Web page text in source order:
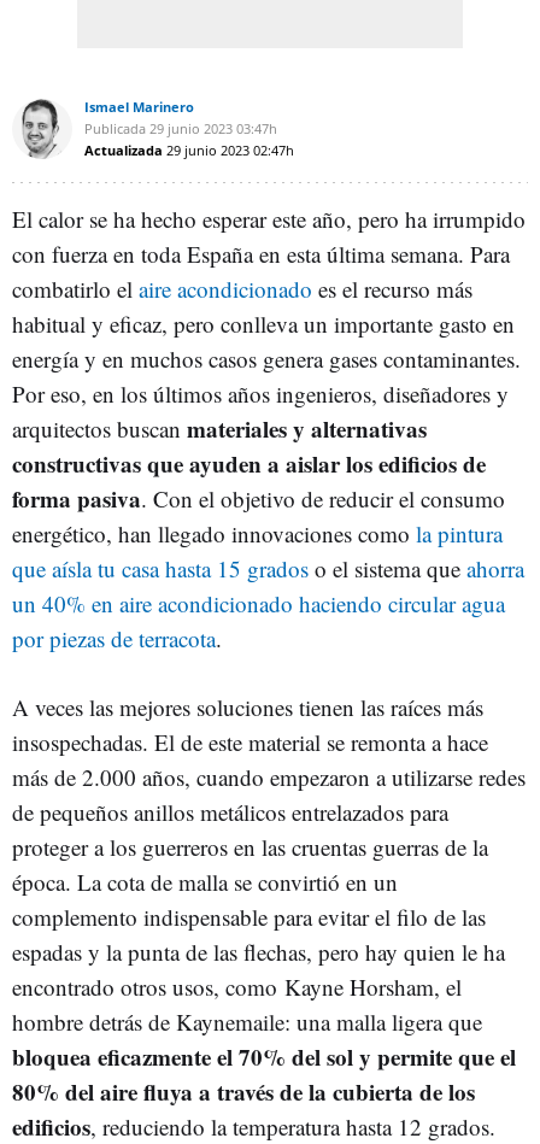
Ismael Marinero
Publicada 29 junio 2023 03:47h
Actualizada 29 junio 2023 02:47h
El calor se ha hecho esperar este año, pero ha irrumpido
con fuerza en toda España en esta última semana. Para
combatirlo el aire acondicionado es el recurso más
habitual y eficaz, pero conlleva un importante gasto en
energía y en muchos casos genera gases contaminantes.
Por eso, en los últimos años ingenieros, diseñadores y
arquitectos buscan materiales y alternativas
constructivas que ayuden a aislar los edificios de
forma pasiva. Con el objetivo de reducir el consumo
energético, han llegado innovaciones como la pintura
que aísla tu casa hasta 15 grados o el sistema que ahorra
un 40% en aire acondicionado haciendo circular agua
por piezas de terracota.
A veces las mejores soluciones tienen las raíces más
insospechadas. El de este material se remonta a hace
más de 2.000 años, cuando empezaron a utilizarse redes
de pequeños anillos metálicos entrelazados para
proteger a los guerreros en las cruentas guerras de la
época. La cota de malla se convirtió en un
complemento indispensable para evitar el filo de las
espadas y la punta de las flechas, pero hay quien le ha
encontrado otros usos, como Kayne Horsham, el
hombre detrás de Kaynemaile: una malla ligera que
bloquea eficazmente el 70% del sol y permite que el
80% del aire fluya a través de la cubierta de los
edificios, reduciendo la temperatura hasta 12 grados.